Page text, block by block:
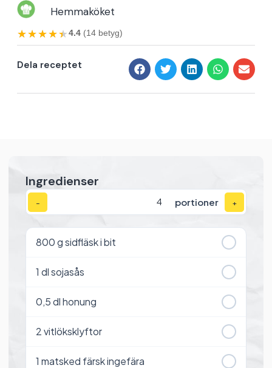
Hemmaköket
★★★★★
★★★★★4.4 (14 betyg)
Dela receptet
Ingredienser
− portioner +
800g sidfläsk i bit
1 dl sojasås
0,5dl honung
2vitlöksklyftor
1 matsked färsk ingefära